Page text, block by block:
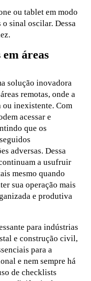
ou tablet em modo
sinal oscilar. Dessa
em áreas
solução inovadora
remotas, onde a
inexistente. Com
acessar e
que os
adversas. Dessa
a usufruir
mesmo quando
sua operação mais
e produtiva
para indústrias
e construção civil,
para a
e nem sempre há
de checklists